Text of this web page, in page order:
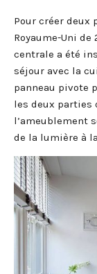
Pour créer deux
Royaume-Uni
centrale a été
séjour avec la
panneau pivote
les deux parties
l’ameublement
de la lumière à